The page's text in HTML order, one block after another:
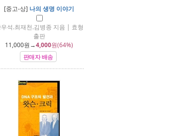
[중고-상] 나의 생명 이야기
우석.최재천.김병종 지음 | 효형
출판
11,000원→4,000원(64%)
판매자 배송